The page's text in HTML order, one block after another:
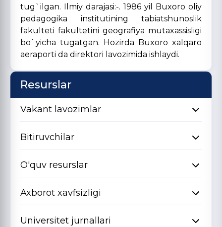
tug`ilgan. Ilmiy darajasi:-. 1986 yil Buxoro oliy
pedagogika institutining tabiatshunoslik
fakulteti fakultetini geografiya mutaxassisligi
bo`yicha tugatgan. Hozirda Buxoro xalqaro
aeraporti da direktori lavozimida ishlaydi.
Resurslar
Vakant lavozimlar
Bitiruvchilar
O'quv resurslar
Axborot xavfsizligi
Universitet jurnallari